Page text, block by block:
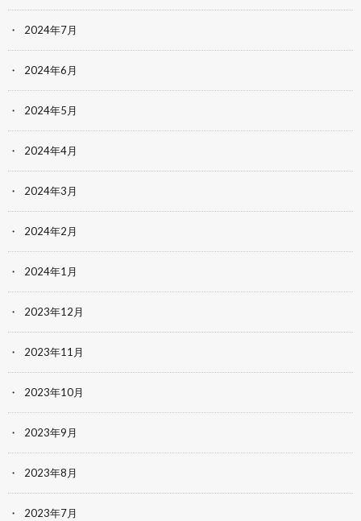
2024年7月
2024年6月
2024年5月
2024年4月
2024年3月
2024年2月
2024年1月
2023年12月
2023年11月
2023年10月
2023年9月
2023年8月
2023年7月